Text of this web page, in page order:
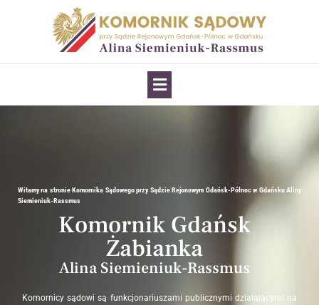
Witamy na stronie Komornika Sądowego przy Sądzie Rejonowym Gdańsk-Północ w Gdańsku Aliny
Siemieniuk-Rassmus
Komornik Gdańsk
Żabianka
Alina Siemieniuk-Rassmus
Komornicy sądowi są funkcjonariuszami publicznymi działającymi na